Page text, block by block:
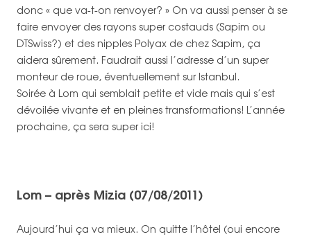
donc « que va-t-on renvoyer? » On va aussi penser à se
faire envoyer des rayons super costauds (Sapim ou
DTSwiss?) et des nipples Polyax de chez Sapim, ça
aidera sûrement. Faudrait aussi l’adresse d’un super
monteur de roue, éventuellement sur Istanbul.
Soirée à Lom qui semblait petite et vide mais qui s’est
dévoilée vivante et en pleines transformations! L’année
prochaine, ça sera super ici!
Lom – après Mizia (07/08/2011)
Aujourd’hui ça va mieux. On quitte l’hôtel (oui encore